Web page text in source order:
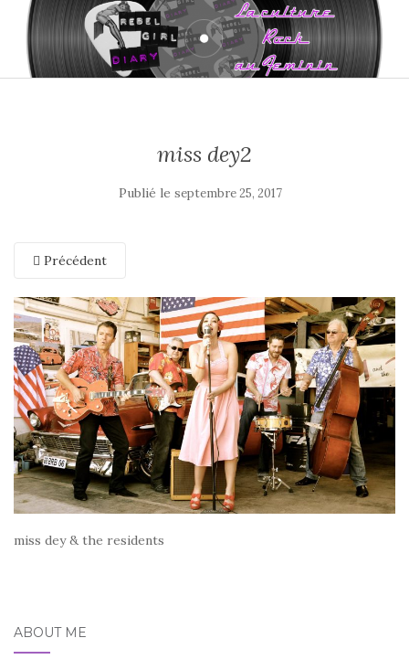
miss dey2
Publié le septembre 25, 2017
Précédent
miss dey & the residents
ABOUT ME